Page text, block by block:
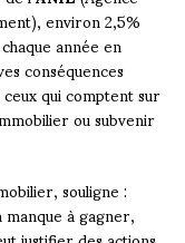
environ 2,5%
année en
conséquences
qui comptent sur
ou subvenir
souligne :
à gagner,